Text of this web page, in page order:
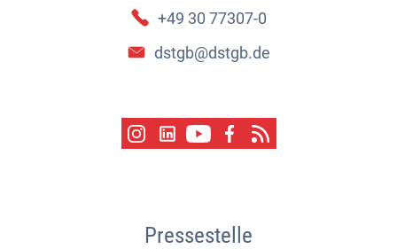
+49 30 77307-0
dstgb@dstgb.de
Pressestelle